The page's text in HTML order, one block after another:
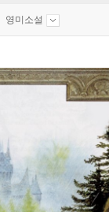
영미소설